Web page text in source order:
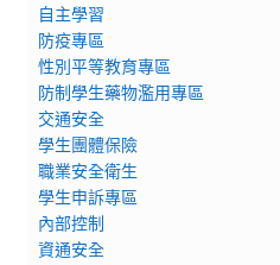
自主學習
防疫專區
性別平等教育專區
防制學生藥物濫用專區
交通安全
學生團體保險
職業安全衛生
學生申訴專區
內部控制
資通安全